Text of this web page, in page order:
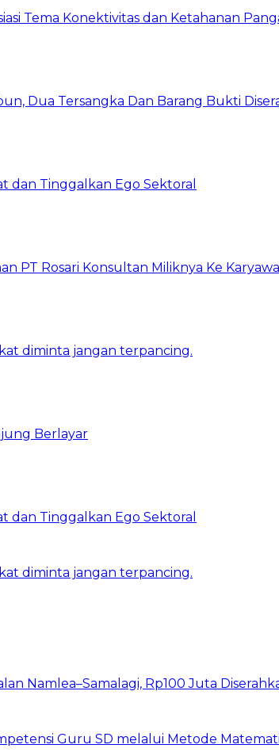
Tema Konektivitas dan Ketahanan
Dua Tersangka Dan Barang Bukti
dan Tinggalkan Ego Sektoral
PT Rosari Konsultan Miliknya Ke
diminta jangan terpancing.
Berlayar
dan Tinggalkan Ego Sektoral
diminta jangan terpancing.
Namlea–Samalagi, Rp100 Juta
Guru SD melalui Metode